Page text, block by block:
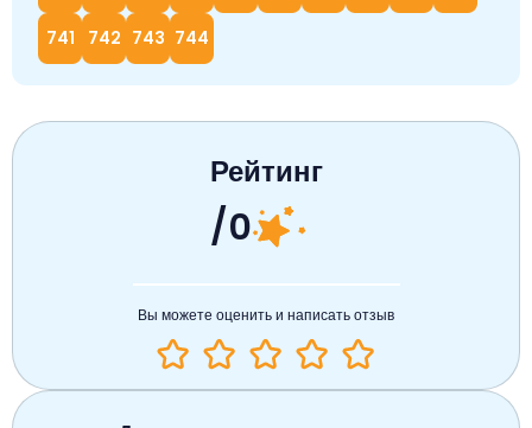
741 742 743 744
Рейтинг
/0
Вы можете оценить и написать отзыв